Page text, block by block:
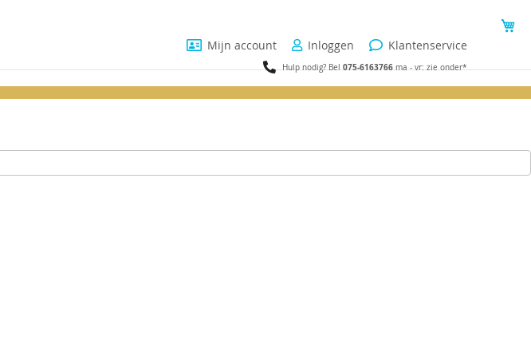
Mijn account
Inloggen Klantenservice
Hulp nodig? Bel075-6163766ma - vr: zie onder*